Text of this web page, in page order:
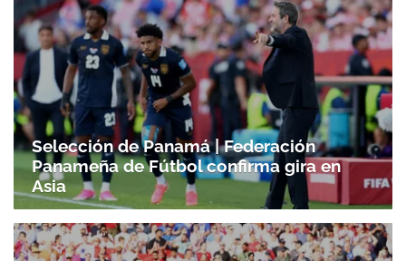
Selección de Panamá | Federación
Panameña de Fútbol confirma gira en
Asia